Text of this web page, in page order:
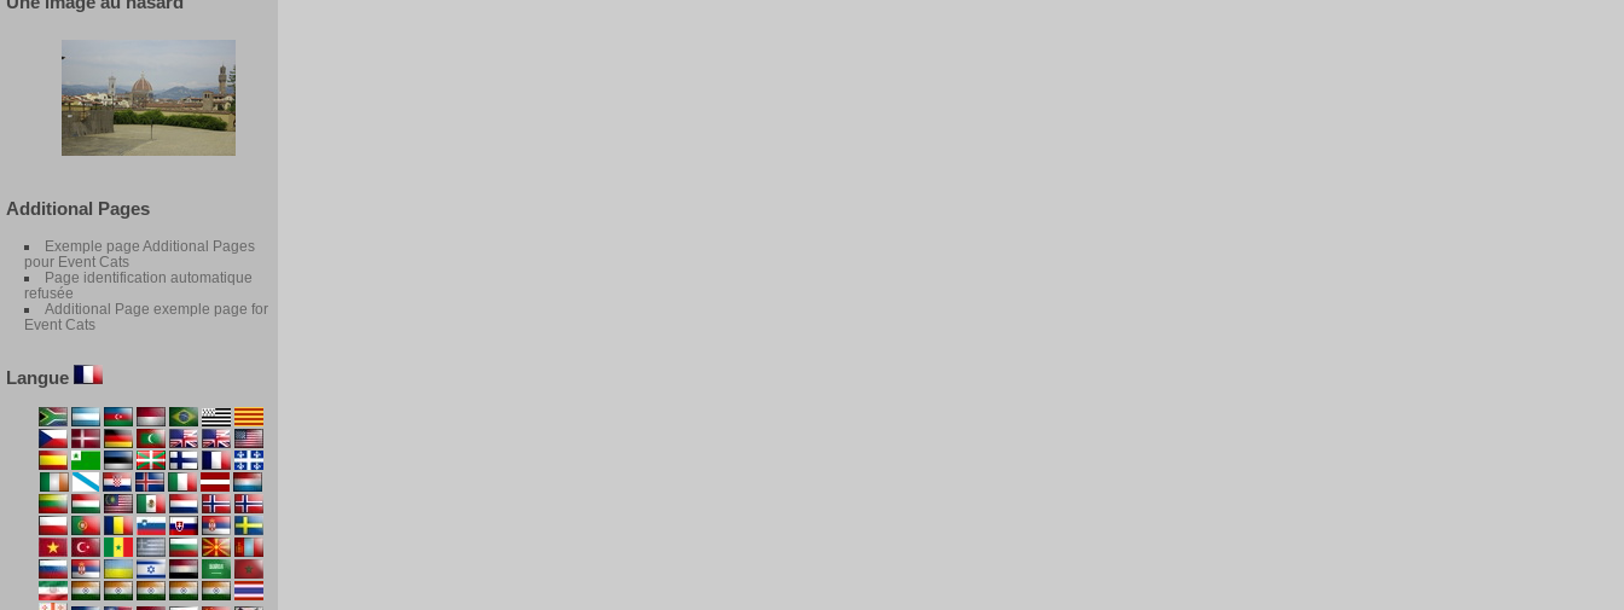
Additional Pages
Exemple page Additional Pages
pour Event Cats
Page identification automatique
refusée
Additional Page exemple page for
Event Cats
Langue